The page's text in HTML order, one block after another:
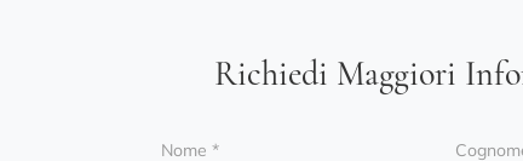
Richiedi Maggiori